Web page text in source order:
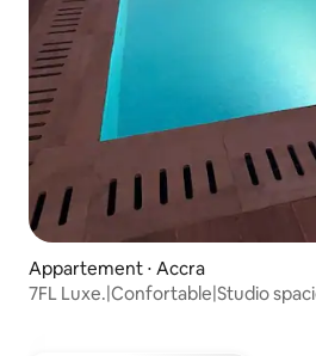
Appartement ⋅ Accra
7FL Luxe.|Confortable|Studio